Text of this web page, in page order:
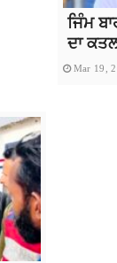
ਜਿੰਮ
ਦਾ
Mar 19,